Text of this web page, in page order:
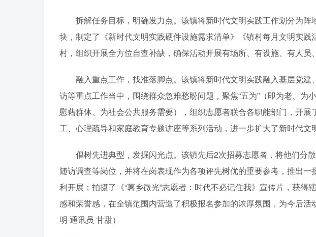
拆解任务目标，明确发力点。该镇将新时代文明实践工作划分为
块，制定了《新时代文明实践硬件设施需求清单》《镇村每月文明实
村，组织开展全方位自查补缺，确保活动开展有场所、有设施、有人员
融入重点工作，找准落脚点。该镇将新时代文明实践融入基层党
访等重点工作当中，围绕群众急难愁盼问题，聚焦“五为”（即为老、为
慰藉群体、为社会公共服务需要），组织志愿者联合各职能部门，开
工、心理疏导和家庭教育专题讲座等系列活动，进一步扩大了新时代文
倡树先进典型，发掘闪光点。该镇先后2次招募志愿者，将他们分
随访调查等岗位，并将在岗表现作为各项评先树优的重要参考，推出
利开展；拍摄了《“薯乡微光”志愿者：时代不必记住我》宣传片，获得
感和荣誉感，在全镇范围内营造了积极报名参加的浓厚氛围，为今后活
明 通讯员 甘甜）